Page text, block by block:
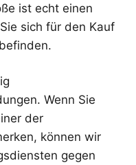
ist echt einen
sich für den Kauf
Wenn Sie
der
können wir
gegen